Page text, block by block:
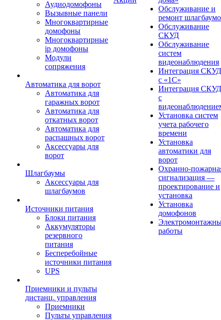
Аудиодомофоны
Вызывные панели
Многоквартирные
домофоны
Многоквартирные
ip домофоны
Модули
сопряжения
Автоматика для ворот
Автоматика для
гаражных ворот
Автоматика для
откатных ворот
Автоматика для
распашных ворот
Аксессуары для
ворот
Шлагбаумы
Аксессуары для
шлагбаумов
Источники питания
Блоки питания
Аккумуляторы
резервного
питания
Бесперебойные
источники питания
UPS
Приемники и пульты
дистанц. управления
Приемники
Пульты управления
Обслуживание и
ремонт
Обслуживание
СКУД
Обслуживание
систем
видеонаблюдения
Интеграция СКУД
с «1С»
Интеграция СКУД
с
Установка систем
учета рабочего
времени
Установка
автоматики для
ворот
Охранно-
сигнализация —
проектирование и
установка
Установка
домофонов
работы